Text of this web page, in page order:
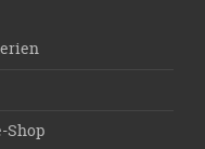
Shop